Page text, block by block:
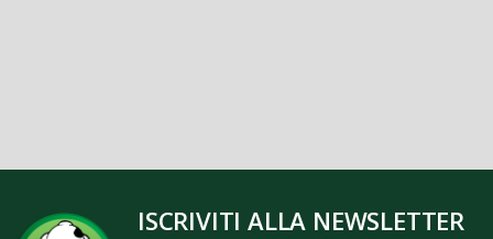
ISCRIVITI ALLA NEWSLETTER